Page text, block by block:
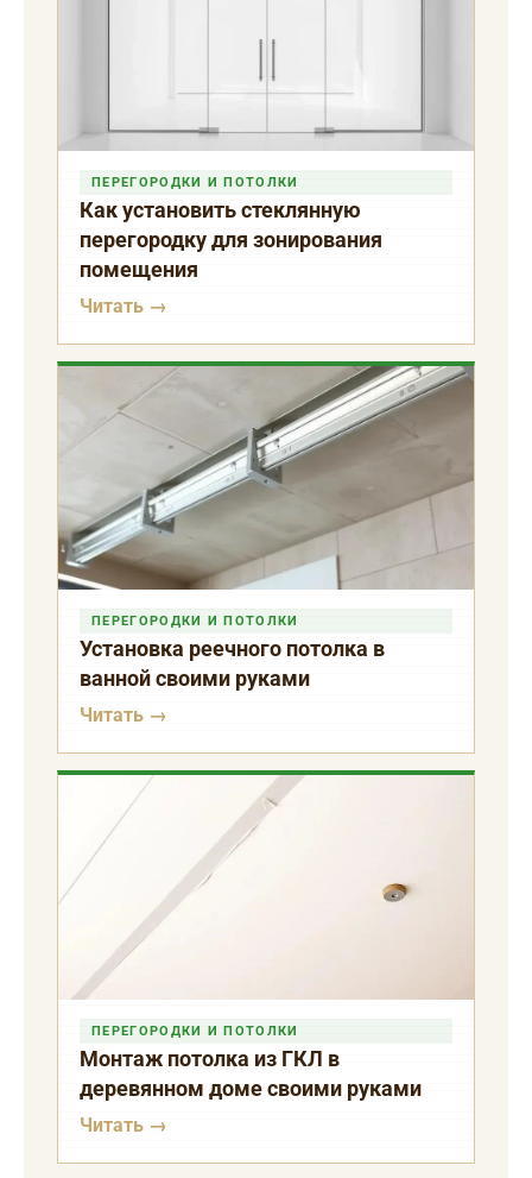
ПЕРЕГОРОДКИ И ПОТОЛКИ
Как установить стеклянную
перегородку для зонирования
помещения
Читать →
ПЕРЕГОРОДКИ И ПОТОЛКИ
Установка реечного потолка в
ванной своими руками
Читать →
ПЕРЕГОРОДКИ И ПОТОЛКИ
Монтаж потолка из ГКЛ в
деревянном доме своими руками
Читать →